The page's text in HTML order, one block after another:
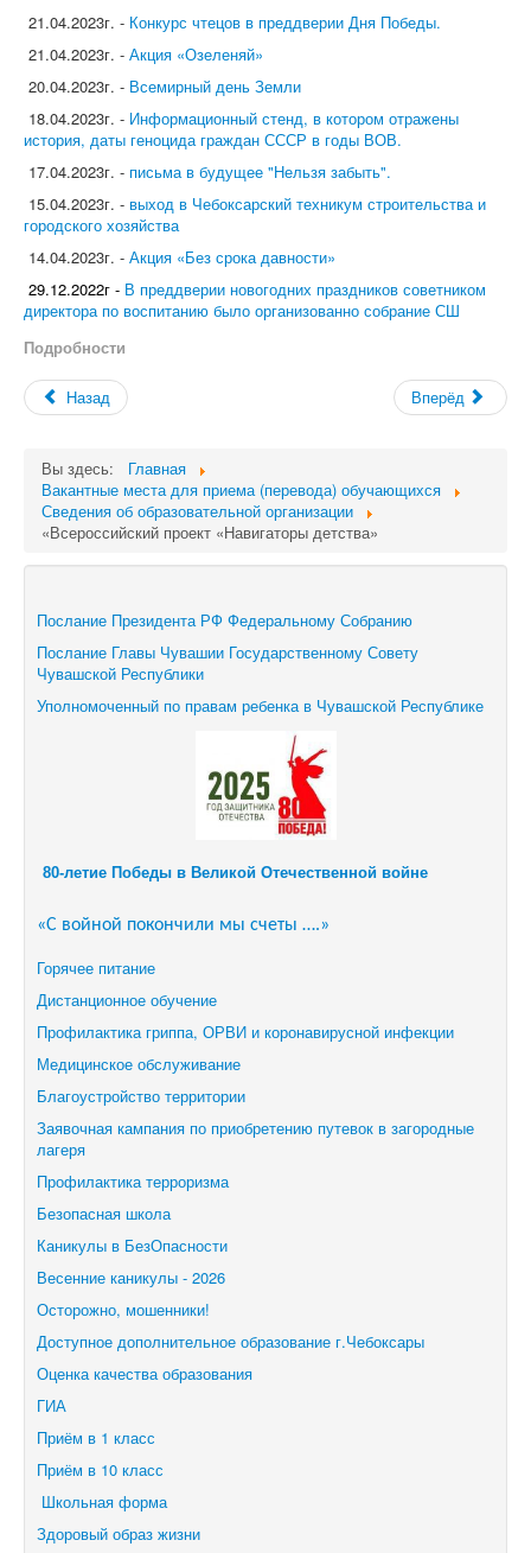
21.04.2023г. - Конкурс чтецов в преддверии Дня Победы.
21.04.2023г. - Акция «Озеленяй»
20.04.2023г. - Всемирный день Земли
18.04.2023г. - Информационный стенд, в котором отражены
история, даты геноцида граждан СССР в годы ВОВ.
17.04.2023г. - письма в будущее "Нельзя забыть".
15.04.2023г. - выход в Чебоксарский техникум строительства и
городского хозяйства
14.04.2023г. - Акция «Без срока давности»
29.12.2022г - В преддверии новогодних праздников советником
директора по воспитанию было организованно собрание СШ
Подробности
Назад Вперёд
Вы здесь:
Главная
Вакантные места для приема (перевода) обучающихся
Сведения об образовательной организации
«Всероссийский проект «Навигаторы детства»
Послание Президента РФ Федеральному Собранию
Послание Главы Чувашии Государственному Совету
Чувашской Республики
Уполномоченный по правам ребенка в Чувашской Республике
80-летие Победы в Великой Отечественной войне
«С войной покончили мы счеты ….»
Горячее питание
Дистанционное обучение
Профилактика гриппа, ОРВИ и коронавирусной инфекции
Медицинское обслуживание
Благоустройство территории
Заявочная кампания по приобретению путевок в загородные
лагеря
Профилактика терроризма
Безопасная школа
Каникулы в БезОпасности
Весенние каникулы - 2026
Осторожно, мошенники!
Доступное дополнительное образование г.Чебоксары
Оценка качества образования
ГИА
Приём в 1 класс
Приём в 10 класс
Школьная форма
Здоровый образ жизни